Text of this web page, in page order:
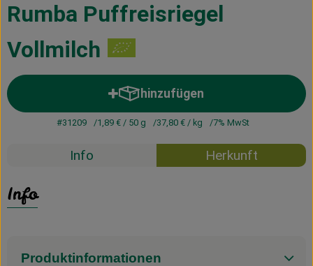
Haus, Garten & Co.
Neues vom Hof
Rumba Puffreisriegel
Vollmilch
hinzufügen
Produkt zum Warenkorb
#31209 1,89 € / 50 g 37,80 € / kg 7% MwSt
Info Herkunft
Info
Produktinformationen